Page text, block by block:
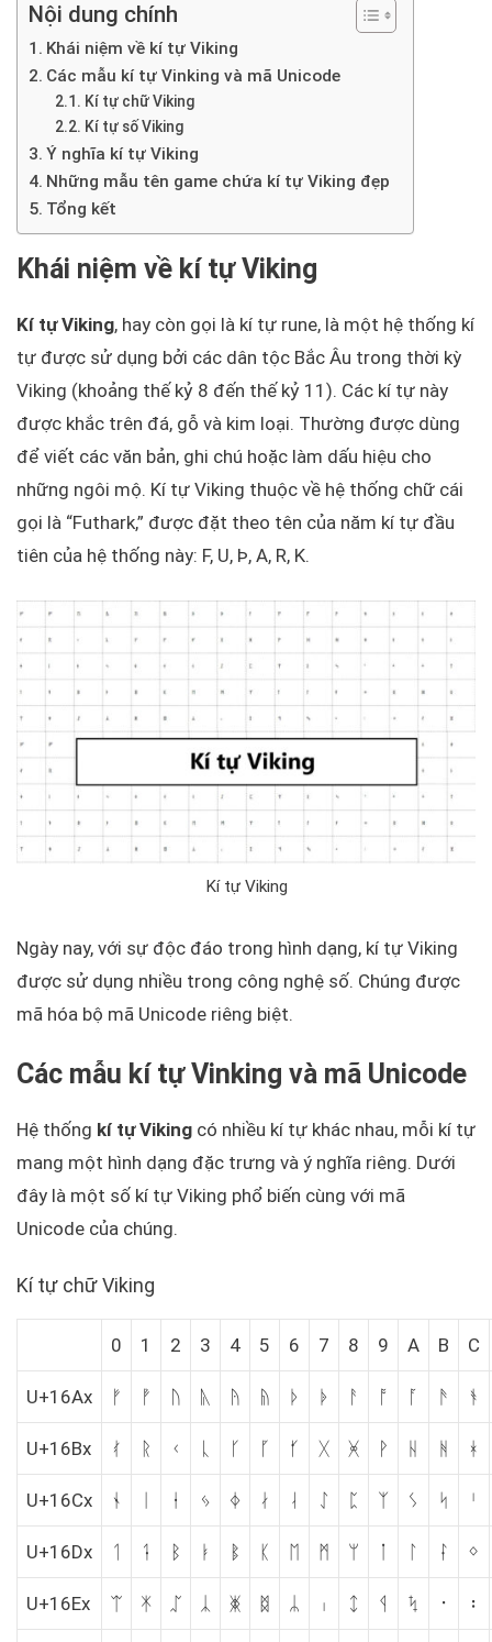
Nội dung chính
Khái niệm về kí tự Viking
Các mẫu kí tự Vinking và mã Unicode
Kí tự chữ Viking
Kí tự số Viking
Ý nghĩa kí tự Viking
Những mẫu tên game chứa kí tự Viking đẹp
Tổng kết
Khái niệm về kí tự Viking
Kí tự Viking, hay còn gọi là kí tự rune, là một hệ thống kí
tự được sử dụng bởi các dân tộc Bắc Âu trong thời kỳ
Viking (khoảng thế kỷ 8 đến thế kỷ 11). Các kí tự này
được khắc trên đá, gỗ và kim loại. Thường được dùng
để viết các văn bản, ghi chú hoặc làm dấu hiệu cho
những ngôi mộ. Kí tự Viking thuộc về hệ thống chữ cái
gọi là “Futhark,” được đặt theo tên của năm kí tự đầu
tiên của hệ thống này: F, U, Þ, A, R, K.
Kí tự Viking
Ngày nay, với sự độc đáo trong hình dạng, kí tự Viking
được sử dụng nhiều trong công nghệ số. Chúng được
mã hóa bộ mã Unicode riêng biệt.
Các mẫu kí tự Vinking và mã Unicode
Hệ thống kí tự Viking có nhiều kí tự khác nhau, mỗi kí tự
mang một hình dạng đặc trưng và ý nghĩa riêng. Dưới
đây là một số kí tự Viking phổ biến cùng với mã
Unicode của chúng.
Kí tự chữ Viking
0 1 2 3 4 5 6 7 8 9 A B C
U+16Ax ᚠ ᚡ ᚢ ᚣ ᚤ ᚥ ᚦ ᚧ ᚨ ᚩ ᚪ ᚫ ᚬ
U+16Bx ᚰ ᚱ ᚲ ᚳ ᚴ ᚵ ᚶ ᚷ ᚸ ᚹ ᚺ ᚻ ᚼ
U+16Cx ᛀ ᛁ ᛂ ᛃ ᛄ ᛅ ᛆ ᛇ ᛈ ᛉ ᛊ ᛋ ᛌ
U+16Dx ᛐ ᛑ ᛒ ᛓ ᛔ ᛕ ᛖ ᛗ ᛘ ᛙ ᛚ ᛛ ᛜ
U+16Ex ᛠ ᛡ ᛢ ᛣ ᛤ ᛥ ᛦ ᛧ ᛨ ᛩ ᛪ ᛫ ᛬